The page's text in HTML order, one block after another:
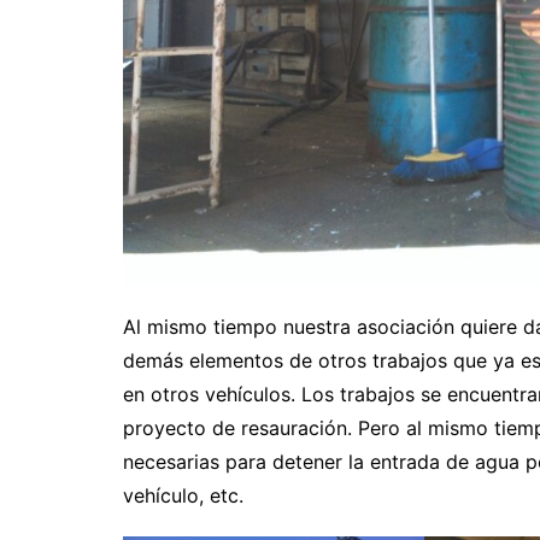
Al mismo tiempo nuestra asociación quiere
demás elementos de otros trabajos que ya
en otros vehículos. Los trabajos se
proyecto de resauración. Pero al mismo
necesarias para detener la entrada de agua
vehículo, etc.